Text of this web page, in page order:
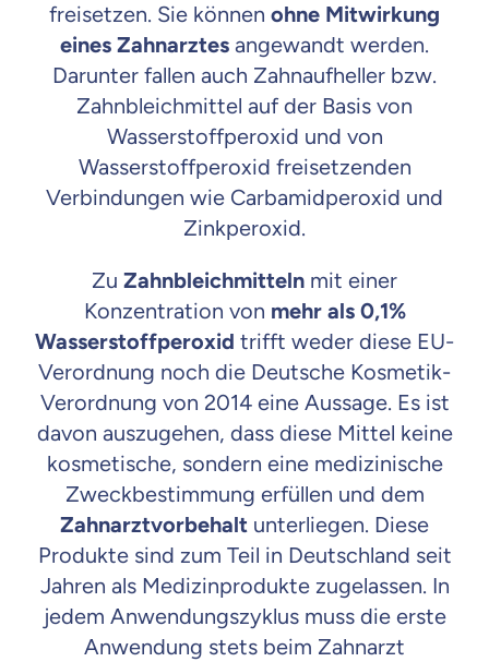
freisetzen. Sie können ohne Mitwirkung
eines Zahnarztes angewandt werden.
Darunter fallen auch Zahnaufheller bzw.
Zahnbleichmittel auf der Basis von
Wasserstoffperoxid und von
Wasserstoffperoxid freisetzenden
Verbindungen wie Carbamidperoxid und
Zinkperoxid.
Zu Zahnbleichmitteln mit einer
Konzentration von mehr als 0,1%
Wasserstoffperoxid trifft weder diese EU-
Verordnung noch die Deutsche Kosmetik-
Verordnung von 2014 eine Aussage. Es ist
davon auszugehen, dass diese Mittel keine
kosmetische, sondern eine medizinische
Zweckbestimmung erfüllen und dem
Zahnarztvorbehalt unterliegen. Diese
Produkte sind zum Teil in Deutschland seit
Jahren als Medizinprodukte zugelassen. In
jedem Anwendungszyklus muss die erste
Anwendung stets beim Zahnarzt